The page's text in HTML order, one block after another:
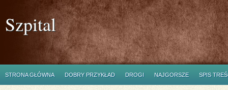
Szpital
STRONA GŁÓWNA DOBRY PRZYKŁAD DROGI NAJGORSZE SPIS